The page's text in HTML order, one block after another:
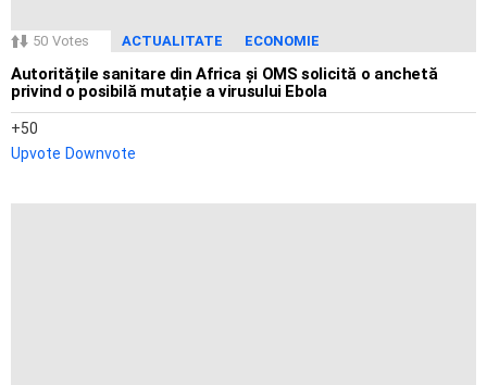
50 Votes ACTUALITATE ECONOMIE
Autoritățile sanitare din Africa și OMS solicită o anchetă
privind o posibilă mutație a virusului Ebola
50
Upvote Downvote